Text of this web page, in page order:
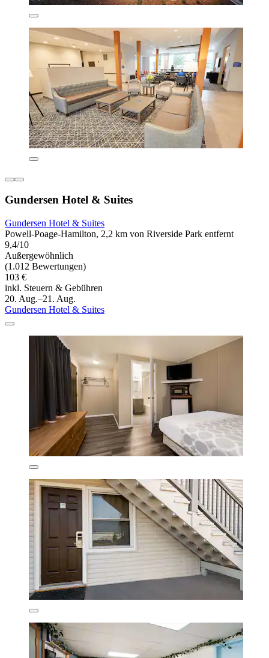
Gundersen Hotel & Suites
Gundersen Hotel & Suites
Powell-Poage-Hamilton, 2,2 km von Riverside Park entfernt
9,4/10
Außergewöhnlich
(1.012 Bewertungen)
103 €
inkl. Steuern & Gebühren
20. Aug.–21. Aug.
Gundersen Hotel & Suites